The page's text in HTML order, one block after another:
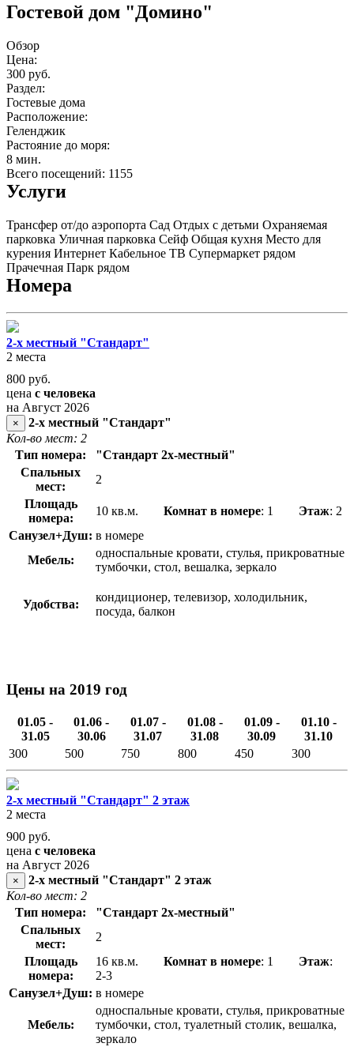
Гостевой дом "Домино"
Обзор
Цена:
300 руб.
Раздел:
Гостевые дома
Расположение:
Геленджик
Растояние до моря:
8 мин.
Всего посещений: 1155
Услуги
Трансфер от/до аэропорта Сад Отдых с детьми Охраняемая
парковка Уличная парковка Сейф Общая кухня Место для
курения Интернет Кабельное ТВ Супермаркет рядом
Прачечная Парк рядом
Номера
2-х местный "Стандарт"
2 места
800 руб.
цена с человека
на Август 2026
×
2-х местный "Стандарт"
Кол-во мест: 2
Тип номера:
"Стандарт 2х-местный"
Спальных
мест:
2
Площадь
номера:
10 кв.м. Комнат в номере: 1 Этаж: 2
Санузел+Душ: в номере
Мебель:
односпальные кровати, стулья, прикроватные
тумбочки, стол, вешалка, зеркало
Удобства:
кондиционер, телевизор, холодильник,
посуда, балкон
Цены на 2019 год
01.05 -
31.05
01.06 -
30.06
01.07 -
31.07
01.08 -
31.08
01.09 -
30.09
01.10 -
31.10
300
500 750 800 450 300
2-х местный "Стандарт" 2 этаж
2 места
900 руб.
цена с человека
на Август 2026
×
2-х местный "Стандарт" 2 этаж
Кол-во мест: 2
Тип номера:
"Стандарт 2х-местный"
Спальных
мест:
2
Площадь
номера:
16 кв.м. Комнат в номере: 1 Этаж:
2-3
Санузел+Душ: в номере
Мебель:
односпальные кровати, стулья, прикроватные
тумбочки, стол, туалетный столик, вешалка,
зеркало